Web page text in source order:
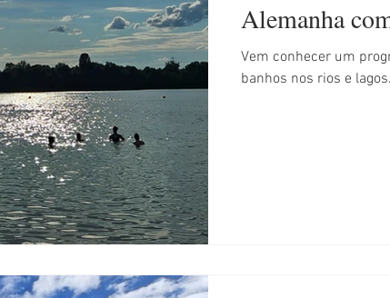
Alemanha
Vem conhecer um
banhos nos rios e lagos.